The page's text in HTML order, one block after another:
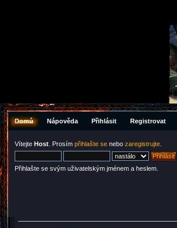
Domů Nápověda Přihlásit Registrovat
Vítejte Host . Prosím přihlašte se nebo zaregistrujte
Přihlašte se svým uživatelským jménem a heslem.